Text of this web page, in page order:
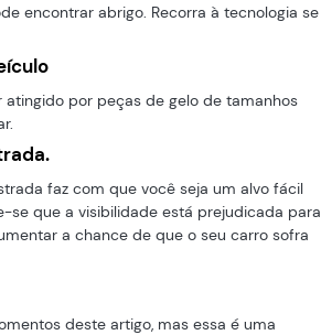
encontrar abrigo. Recorra à tecnologia se
atingido por peças de gelo de tamanhos
faz com que você seja um alvo fácil
se que a visibilidade está prejudicada para
a chance de que o seu carro sofra
deste artigo, mas essa é uma